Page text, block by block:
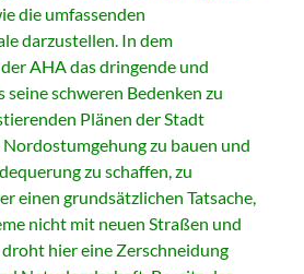
die umfassenden
darzustellen. In dem
AHA das dringende und
schweren Bedenken zu
Plänen der Stadt
zu bauen und
zu schaffen, zu
einen grundsätzlichen Tatsache,
nicht mit neuen Straßen und
hier eine Zerschneidung